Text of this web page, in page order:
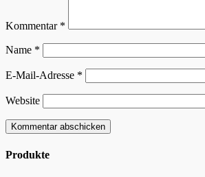
Kommentar *
Name *
E-Mail-Adresse *
Website
Produkte